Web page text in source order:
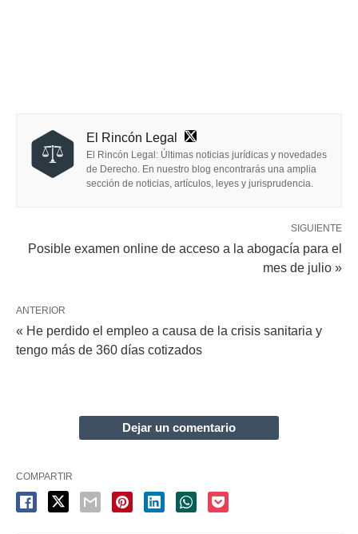
El Rincón Legal
El Rincón Legal: Últimas noticias jurídicas y novedades
de Derecho. En nuestro blog encontrarás una amplia
sección de noticias, artículos, leyes y jurisprudencia.
SIGUIENTE
Posible examen online de acceso a la abogacía para el
mes de julio »
ANTERIOR
« He perdido el empleo a causa de la crisis sanitaria y
tengo más de 360 días cotizados
Dejar un comentario
COMPARTIR